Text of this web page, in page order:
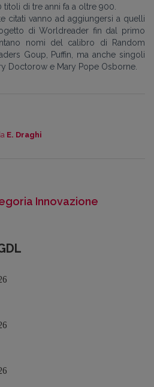
di tre anni fa a oltre 900.
citati vanno ad aggiungersi a quelli
di Worldreader fin dal primo
nomi del calibro di Random
Goup, Puffin, ma anche singoli
Doctorow e Mary Pope Osborne.
E. Draghi
Innovazione